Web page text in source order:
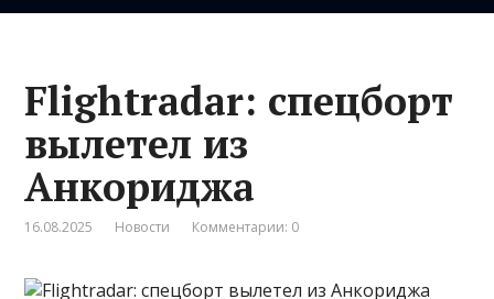
Flightradar: спецборт
вылетел из
Анкориджа
16.08.2025 Новости Комментарии: 0